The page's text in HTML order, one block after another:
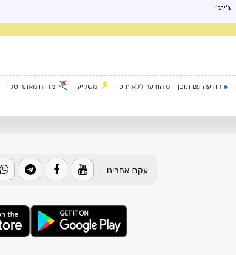
ג'ינג'י
● הודעה עם תוכן o הודעה ללא תוכן משקיען מדווח מאתר סקי
עקבו אחרינו